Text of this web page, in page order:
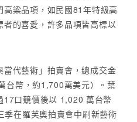
粱品項，如民國81年特級高
的喜愛，許多品項皆高標以
代藝術」拍賣會，總成交金
台幣，約1,700萬美元）。葉
17口競價後以 1,020 萬台幣
在羅芙奧拍賣會中刷新藝術